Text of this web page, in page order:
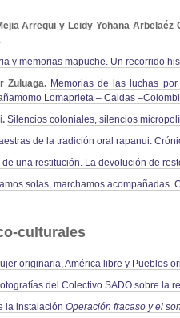
Arregui y Leidy Yohana Arbelaéz
y memorias mapuche. Un recorrido
Zuluaga. Memorias de las luchas
Lomaprieta – Caldas
Silencios coloniales, silencios
de la tradición oral rapanui.
una restitución. La devolución de
solas, marchamos
culturales
originaria, América libre y Pueblos
del Colectivo SADO sobre la
la instalaciónOperación fracaso y el